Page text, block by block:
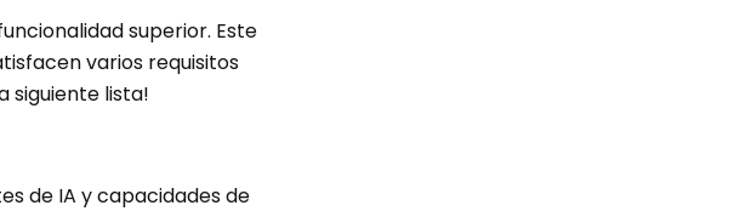
superior. Este
varios requisitos
siguiente lista!
de IA y capacidades de